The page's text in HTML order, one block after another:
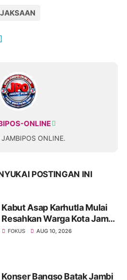
ONLINE
JAMBIPOS ONLINE.
POSTINGAN INI
Kabut Asap Karhutla Mulai
Resahkan Warga Kota Jambi,
Pemadaman di Sungai
FOKUS AUG 10, 2026
Konser Bangso Batak Jambi